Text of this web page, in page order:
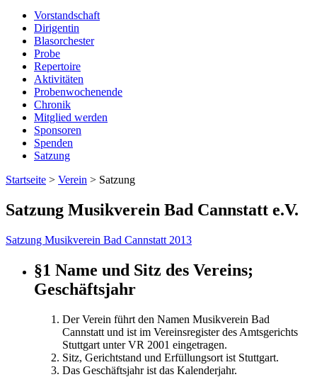
Vorstandschaft
Dirigentin
Blasorchester
Probe
Repertoire
Aktivitäten
Probenwochenende
Chronik
Mitglied werden
Sponsoren
Spenden
Satzung
Startseite > Verein > Satzung
Satzung Musikverein Bad Cannstatt e.V.
Satzung Musikverein Bad Cannstatt 2013
§1 Name und Sitz des Vereins;
Geschäftsjahr
Der Verein führt den Namen Musikverein Bad
Cannstatt und ist im Vereinsregister des Amtsgerichts
Stuttgart unter VR 2001 eingetragen.
Sitz, Gerichtstand und Erfüllungsort ist Stuttgart.
Das Geschäftsjahr ist das Kalenderjahr.